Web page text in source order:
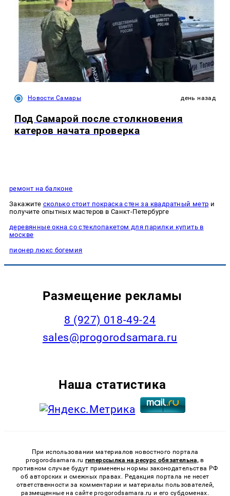
Новости Самары день назад
Под Самарой после столкновения
катеров начата проверка
ремонт на балконе
Закажите сколько стоит покраска стен за квадратный метр и
получите опытных мастеров в Санкт-Петербурге
деревянные окна со стеклопакетом для парилки купить в
москве
пионер люкс богемия
Размещение рекламы
8 (927) 018-49-24
sales@progorodsamara.ru
Наша статистика
При использовании материалов новостного портала
progorodsamara.ru гиперссылка на ресурс обязательна, в
противном случае будут применены нормы законодательства РФ
об авторских и смежных правах. Редакция портала не несет
ответственности за комментарии и материалы пользователей,
размещенные на сайте progorodsamara.ru и его субдоменах.